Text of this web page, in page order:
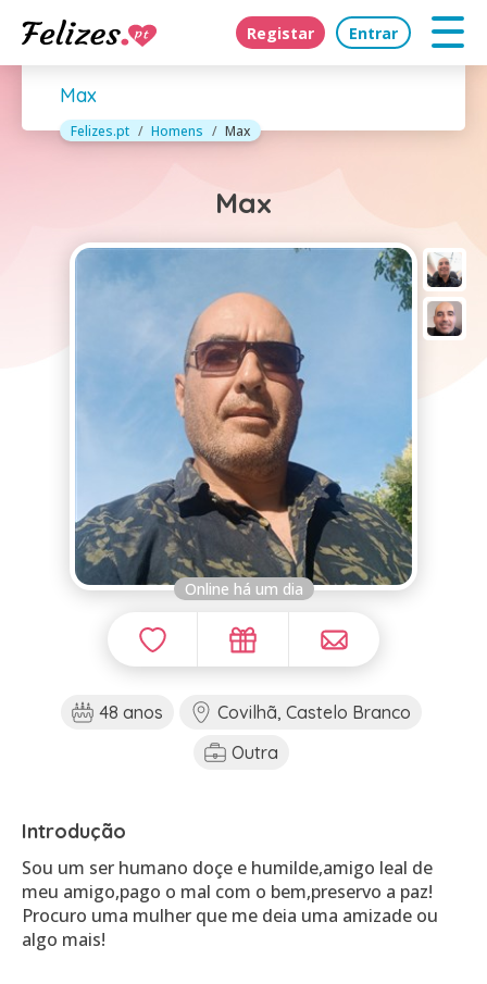
Registar Entrar
Max
Felizes.pt Homens Max
Max
Online há um dia
48 anos
Covilhã, Castelo Branco
Outra
Introdução
Sou um ser humano doçe e humilde,amigo leal de
meu amigo,pago o mal com o bem,preservo a paz!
Procuro uma mulher que me deia uma amizade ou
algo mais!